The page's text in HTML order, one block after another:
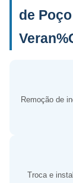
de
Remoção de
Troca e